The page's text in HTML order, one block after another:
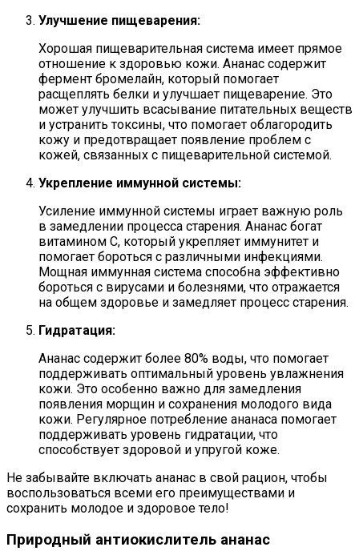
Улучшение пищеварения:
Хорошая пищеварительная система имеет прямое
отношение к здоровью кожи. Ананас содержит
фермент бромелайн, который помогает
расщеплять белки и улучшает пищеварение. Это
может улучшить всасывание питательных веществ
и устранить токсины, что помогает облагородить
кожу и предотвращает появление проблем с
кожей, связанных с пищеварительной системой.
Укрепление иммунной системы:
Усиление иммунной системы играет важную роль
в замедлении процесса старения. Ананас богат
витамином C, который укрепляет иммунитет и
помогает бороться с различными инфекциями.
Мощная иммунная система способна эффективно
бороться с вирусами и болезнями, что отражается
на общем здоровье и замедляет процесс старения.
Гидратация:
Ананас содержит более 80% воды, что помогает
поддерживать оптимальный уровень увлажнения
кожи. Это особенно важно для замедления
появления морщин и сохранения молодого вида
кожи. Регулярное потребление ананаса помогает
поддерживать уровень гидратации, что
способствует здоровой и упругой коже.
Не забывайте включать ананас в свой рацион, чтобы
воспользоваться всеми его преимуществами и
сохранить молодое и здоровое тело!
Природный антиокислитель ананас